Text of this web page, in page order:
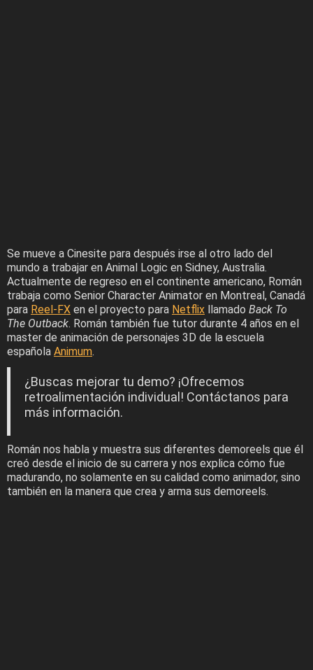
Se mueve a Cinesite para después irse al otro lado del
mundo a trabajar en Animal Logic en Sidney, Australia.
Actualmente de regreso en el continente americano, Román
trabaja como Senior Character Animator en Montreal, Canadá
para Reel-FX en el proyecto para Netflix llamado Back To
The Outback. Román también fue tutor durante 4 años en el
master de animación de personajes 3D de la escuela
española Animum.
¿Buscas mejorar tu demo? ¡Ofrecemos
retroalimentación individual! Contáctanos para
más información.
Román nos habla y muestra sus diferentes demoreels que él
creó desde el inicio de su carrera y nos explica cómo fue
madurando, no solamente en su calidad como animador, sino
también en la manera que crea y arma sus demoreels.